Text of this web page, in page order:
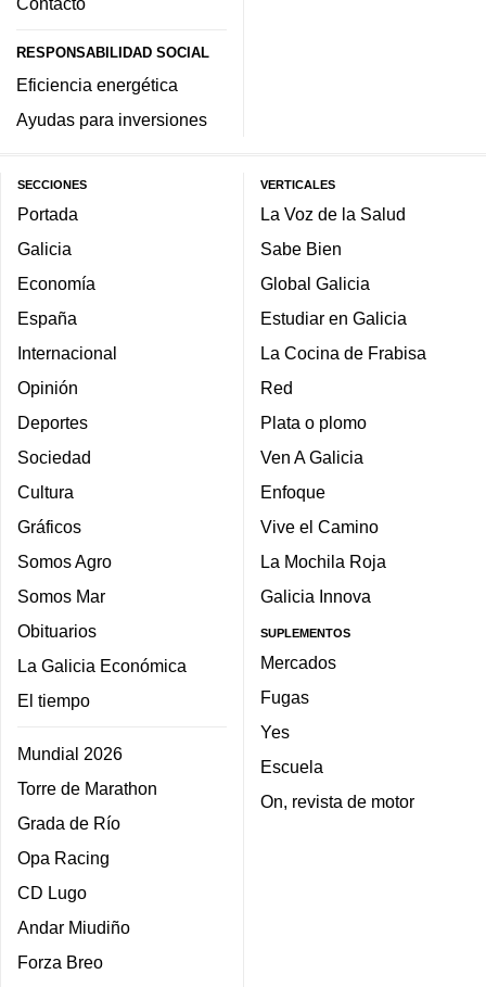
RESPONSABILIDAD SOCIAL
Eficiencia energética
Ayudas para inversiones
SECCIONES
Portada
Galicia
Economía
España
Internacional
Opinión
Deportes
Sociedad
Cultura
Gráficos
Somos Agro
Somos Mar
Obituarios
La Galicia Económica
El tiempo
Mundial 2026
Torre de Marathon
Grada de Río
Opa Racing
CD Lugo
Andar Miudiño
Forza Breo
VERTICALES
La Voz de la Salud
Sabe Bien
Global Galicia
Estudiar en Galicia
La Cocina de Frabisa
Red
Plata o plomo
Ven A Galicia
Enfoque
Vive el Camino
La Mochila Roja
Galicia Innova
SUPLEMENTOS
Mercados
Fugas
Yes
Escuela
On, revista de motor